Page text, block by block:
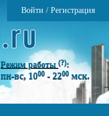
Войти / Регистрация
Режим работы (?):
пн-вс, 1000 - 2200 мск.